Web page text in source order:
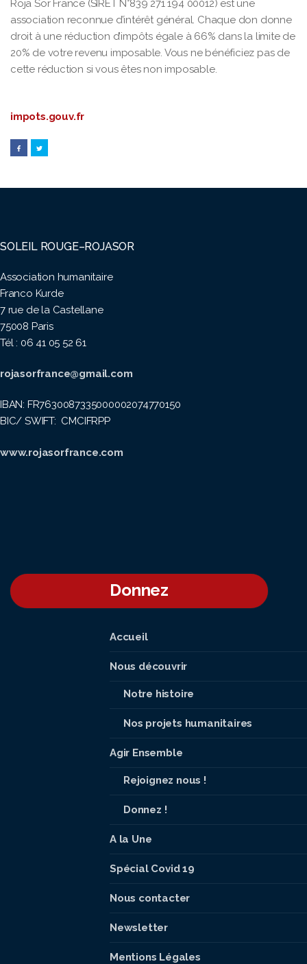
Roja Sor France (SIRET N°839 271 194 00012) est une
association reconnue d’intérêt général. Chaque don donne
droit à une réduction d’impôts égale à 66% dans la limite de
20% de votre revenu imposable. Vous ne bénéficiez pas de
cette réduction si vous êtes non imposable.
impots.gouv.fr
SOLEIL ROUGE–ROJASOR
Association humanitaire
Franco Kurde
7 rue de la Castellane
75008 Paris
Tél : 06 41 05 52 61
rojasorfrance@gmail.com
IBAN: FR7630087335000002074770150
BIC/ SWIFT: CMCIFRPP
www.rojasorfrance.com
Donnez
Accueil
Nous découvrir
Notre histoire
Nos projets humanitaires
Agir Ensemble
Rejoignez nous !
Donnez !
A la Une
Spécial Covid 19
Nous contacter
Newsletter
Mentions Légales